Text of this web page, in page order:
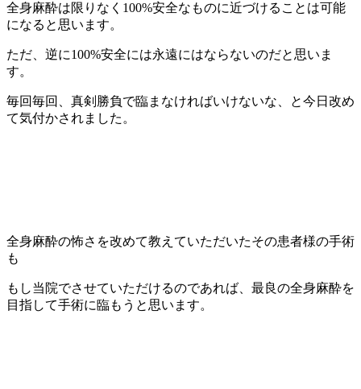
全身麻酔は限りなく100%安全なものに近づけることは可能
になると思います。
ただ、逆に100%安全には永遠にはならないのだと思いま
す。
毎回毎回、真剣勝負で臨まなければいけないな、と今日改め
て気付かされました。
全身麻酔の怖さを改めて教えていただいたその患者様の手術
も
もし当院でさせていただけるのであれば、最良の全身麻酔を
目指して手術に臨もうと思います。